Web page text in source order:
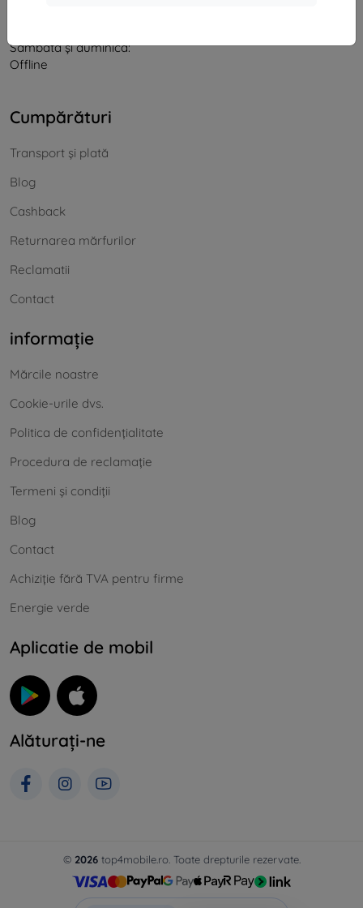
Sâmbătă și duminică:
Offline
Cumpărături
Transport și plată
Blog
Cashback
Returnarea mărfurilor
Reclamatii
Contact
informație
Mărcile noastre
Cookie-urile dvs.
Politica de confidențialitate
Procedura de reclamație
Termeni și condiții
Blog
Contact
Achiziție fără TVA pentru firme
Energie verde
Aplicatie de mobil
Alăturați-ne
© 2026top4mobile.ro. Toate drepturile rezervate.